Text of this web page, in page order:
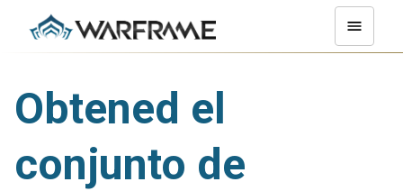
Obtened el
conjunto de